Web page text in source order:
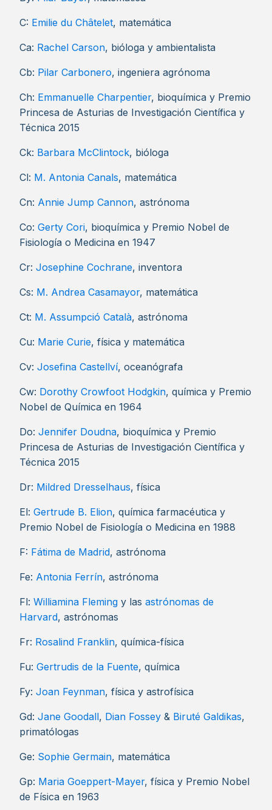
C: Emilie du Châtelet, matemática
Ca: Rachel Carson, bióloga y ambientalista
Cb: Pilar Carbonero, ingeniera agrónoma
Ch: Emmanuelle Charpentier, bioquímica y Premio
Princesa de Asturias de Investigación Científica y
Técnica 2015
Ck: Barbara McClintock, bióloga
Cl: M. Antonia Canals, matemática
Cn: Annie Jump Cannon, astrónoma
Co: Gerty Cori, bioquímica y Premio Nobel de
Fisiología o Medicina en 1947
Cr: Josephine Cochrane, inventora
Cs: M. Andrea Casamayor, matemática
Ct: M. Assumpció Català, astrónoma
Cu: Marie Curie, física y matemática
Cv: Josefina Castellví, oceanógrafa
Cw: Dorothy Crowfoot Hodgkin, química y Premio
Nobel de Química en 1964
Do: Jennifer Doudna, bioquímica y Premio
Princesa de Asturias de Investigación Científica y
Técnica 2015
Dr: Mildred Dresselhaus, física
El: Gertrude B. Elion, química farmacéutica y
Premio Nobel de Fisiología o Medicina en 1988
F: Fátima de Madrid, astrónoma
Fe: Antonia Ferrín, astrónoma
Fl: Williamina Fleming y las astrónomas de
Harvard, astrónomas
Fr: Rosalind Franklin, química-física
Fu: Gertrudis de la Fuente, química
Fy: Joan Feynman, física y astrofísica
Gd: Jane Goodall, Dian Fossey & Biruté Galdikas,
primatólogas
Ge: Sophie Germain, matemática
Gp: Maria Goeppert-Mayer, física y Premio Nobel
de Física en 1963